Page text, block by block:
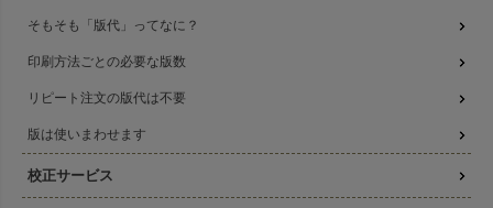
そもそも「版代」ってなに？
印刷方法ごとの必要な版数
リピート注文の版代は不要
版は使いまわせます
校正サービス